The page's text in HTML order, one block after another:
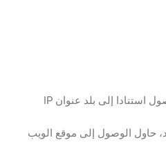
سيرفض خادم Apache الوصول استنادا إلى بلد عنوان IP
إلى موقع الويب